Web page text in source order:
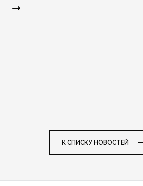
К СПИСКУ НОВОСТЕЙ